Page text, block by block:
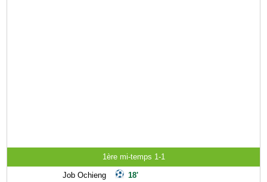
1ère mi-temps 1-1
Job Ochieng
18'